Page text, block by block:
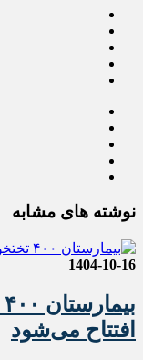
نوشته های مشابه
1404-10-16
افتتاح می‌شود